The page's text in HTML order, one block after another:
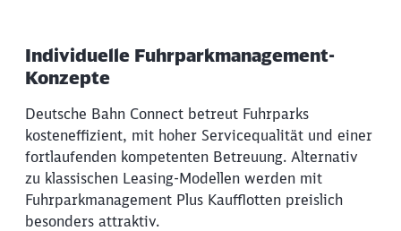
Individuelle Fuhrparkmanagement-
Konzepte
Deutsche Bahn Connect betreut Fuhrparks
kosteneffizient, mit hoher Servicequalität und einer
fortlaufenden kompetenten Betreuung. Alternativ
zu klassischen Leasing-Modellen werden mit
Fuhrparkmanagement Plus Kaufflotten preislich
besonders attraktiv.